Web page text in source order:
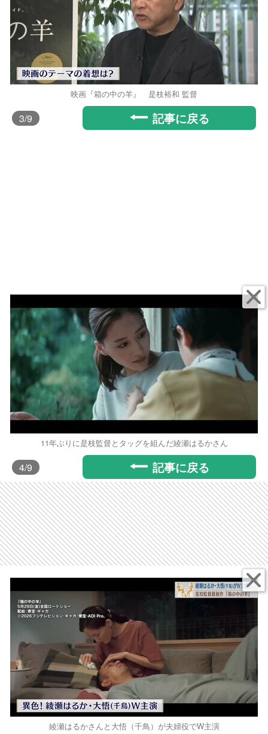
映画『箱の中の羊』 是枝裕和 監督
3/9 記事に戻る
11年ぶりに是枝監督とタッグを組んだ綾瀬はるかさん
4/9 記事に戻る
綾瀬はるかさんと大悟（千鳥）が夫婦役でW主演